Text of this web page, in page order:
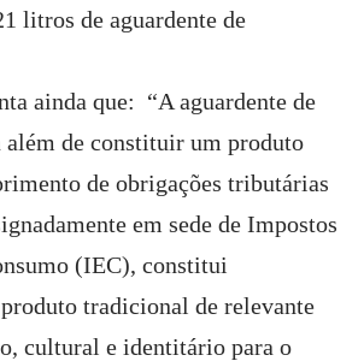
litros de aguardente de
ainda que: “A aguardente de
além de constituir um produto
de obrigações tributárias
em sede de Impostos
(IEC), constitui
tradicional de relevante
cultural e identitário para o